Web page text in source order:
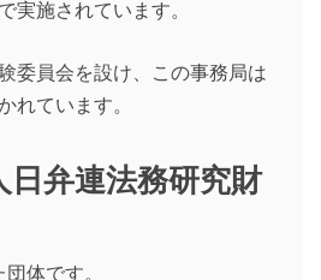
実施されています。
委員会を設け、この事務局は
れています。
弁連法務研究財
体です。